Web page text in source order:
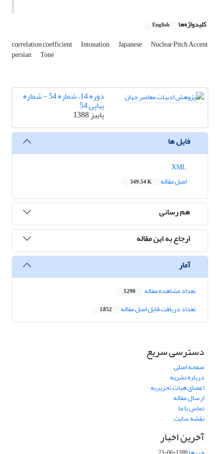
کلیدواژه‌ها English
correlation coefficient Intonation Japanese Nuclear Pitch Accent
persian Tone
دوره 14، شماره 54 - شماره
پیاپی 54
پاییز 1388
فایل ها
اصل مقاله
349.54 K
هم رسانی
ارجاع به این مقاله
آمار
تعداد مشاهده مقاله 3,290
تعداد دریافت فایل اصل مقاله 1,852
دسترسی سریع
صفحه اصلی
درباره نشریه
اعضای هیات تحریریه
ارسال مقاله
تماس با ما
نقشه سایت
آخرین اخبار